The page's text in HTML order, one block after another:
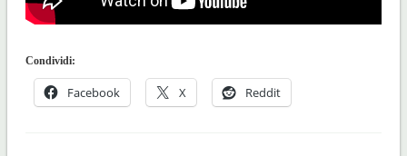
Condividi:
Facebook X Reddit